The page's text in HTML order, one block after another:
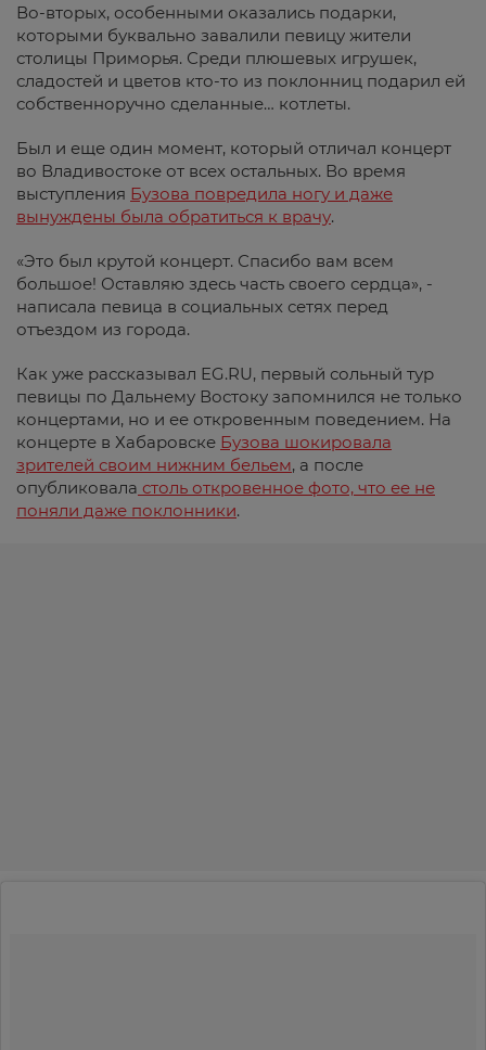
Во-вторых, особенными оказались подарки,
которыми буквально завалили певицу жители
столицы Приморья. Среди плюшевых игрушек,
сладостей и цветов кто-то из поклонниц подарил ей
собственноручно сделанные… котлеты.
Был и еще один момент, который отличал концерт
во Владивостоке от всех остальных. Во время
выступления Бузова повредила ногу и даже
вынуждены была обратиться к врачу.
«Это был крутой концерт. Спасибо вам всем
большое! Оставляю здесь часть своего сердца», -
написала певица в социальных сетях перед
отъездом из города.
Как уже рассказывал EG.RU, первый сольный тур
певицы по Дальнему Востоку запомнился не только
концертами, но и ее откровенным поведением. На
концерте в Хабаровске Бузова шокировала
зрителей своим нижним бельем, а после
опубликовала столь откровенное фото, что ее не
поняли даже поклонники.